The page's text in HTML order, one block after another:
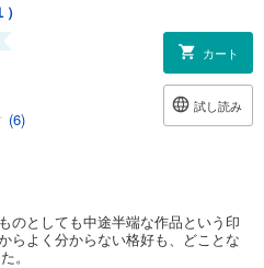
(6)
カート
試し読み
のとしても中途半端な作品という印
らよく分からない格好も、どことな
。